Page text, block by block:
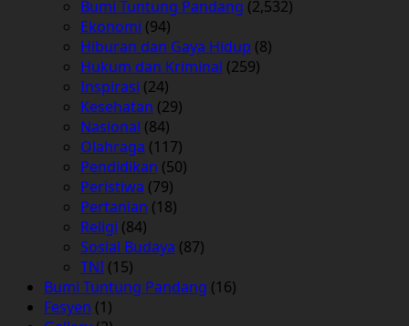
Bumi Tuntung Pandang (2,532)
Ekonomi (94)
Hiburan dan Gaya Hidup (8)
Hukum dan Kriminal (259)
Inspirasi (24)
Kesehatan (29)
Nasional (84)
Olahraga (117)
Pendidikan (50)
Peristiwa (79)
Pertanian (18)
Religi (84)
Sosial Budaya (87)
TNI (15)
Bumi Tuntung Pandang (16)
Fesyen (1)